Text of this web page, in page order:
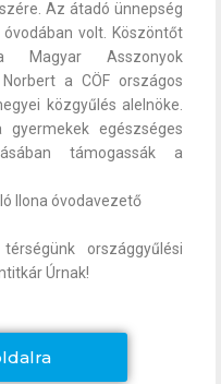
Az átadó ünnepség
volt. Köszöntőt
Asszonyok
a CÖF országos
közgyűlés alelnöke.
gyermekek egészséges
támogassák a
Ilona óvodavezető
országgyűlési
Úrnak!